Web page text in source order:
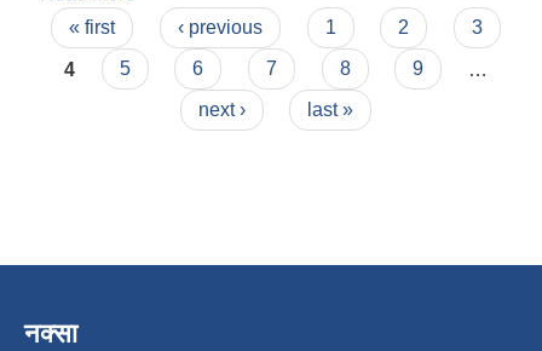
Pages
« first ‹ previous 1 2
3
4
5 6 7 8 9
next ›
last »
नक्सा